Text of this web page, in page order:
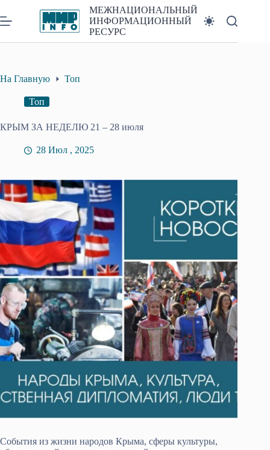
к
сути
МЕЖНАЦИОНАЛЬНЫЙ
ИНФОРМАЦИОННЫЙ
РЕСУРС
На Главную Топ
Топ
КРЫМ ЗА НЕДЕЛЮ 21 – 28 июля
28 Июл , 2025
События из жизни народов Крыма, сферы культуры,